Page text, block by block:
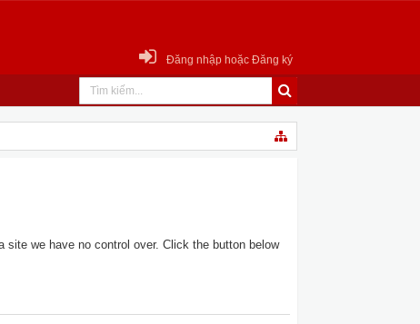
Đăng nhập hoặc Đăng ký
we have no control over. Click the button below